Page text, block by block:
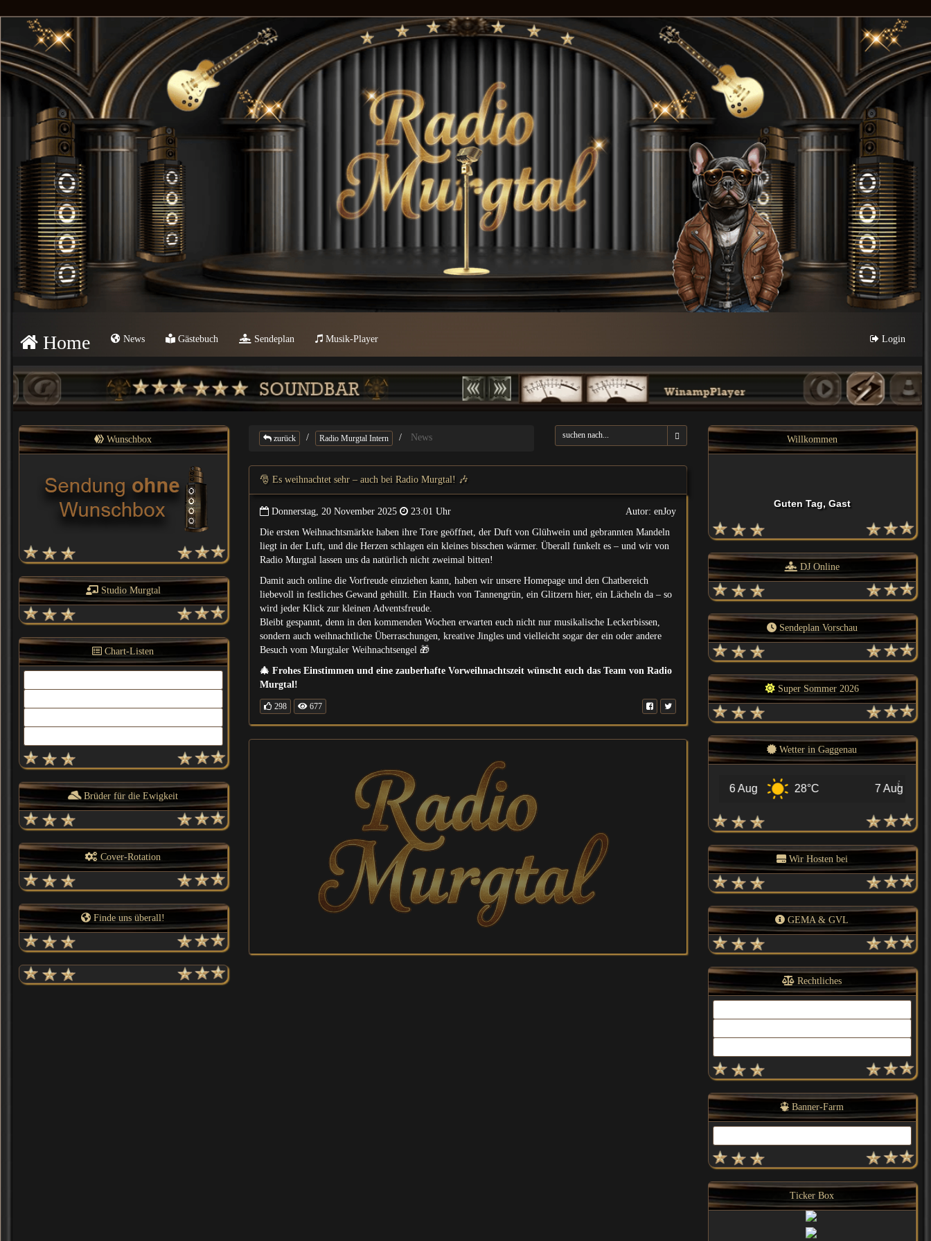
Home News Gästebuch Sendeplan Musik-Player Login
Wunschbox
Studio Murgtal
Chart-Listen
Brüder für die Ewigkeit
Cover-Rotation
Finde uns überall!
zurück Radio Murgtal Intern News
🎅 Es weihnachtet sehr – auch bei Radio Murgtal! 🎶
Donnerstag, 20 November 2025 23:01 Uhr
Autor: enJoy
Die ersten Weihnachtsmärkte haben ihre Tore geöffnet, der Duft von Glühwein und gebrannten Mandeln
liegt in der Luft, und die Herzen schlagen ein kleines bisschen wärmer. Überall funkelt es – und wir von
Radio Murgtal lassen uns da natürlich nicht zweimal bitten!
Damit auch online die Vorfreude einziehen kann, haben wir unsere Homepage und den Chatbereich
liebevoll in festliches Gewand gehüllt. Ein Hauch von Tannengrün, ein Glitzern hier, ein Lächeln da – so
wird jeder Klick zur kleinen Adventsfreude.
Bleibt gespannt, denn in den kommenden Wochen erwarten euch nicht nur musikalische Leckerbissen,
sondern auch weihnachtliche Überraschungen, kreative Jingles und vielleicht sogar der ein oder andere
Besuch vom Murgtaler Weihnachtsengel 🎁
🎄 Frohes Einstimmen und eine zauberhafte Vorweihnachtszeit wünscht euch das Team von Radio
Murgtal!
298 677
Willkommen
Guten Tag, Gast
DJ Online
Sendeplan Vorschau
Super Sommer 2026
Wetter in Gaggenau
28°C
Wir Hosten bei
GEMA & GVL
Rechtliches
Banner-Farm
Ticker Box